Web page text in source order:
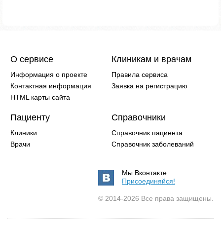
О сервисе
Информация о проекте
Контактная информация
HTML карты сайта
Клиникам и врачам
Правила сервиса
Заявка на регистрацию
Пациенту
Клиники
Врачи
Справочники
Справочник пациента
Справочник заболеваний
Мы Вконтакте
Присоединяйся!
© 2014-2026 Все права защищены.